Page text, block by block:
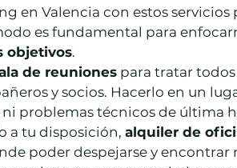
en Valencia con estos servicios
es fundamental para
objetivos.
de reuniones para tratar
y socios. Hacerlo en un
problemas técnicos de última
a tu disposición, alquiler de
poder despejarse y encontrar